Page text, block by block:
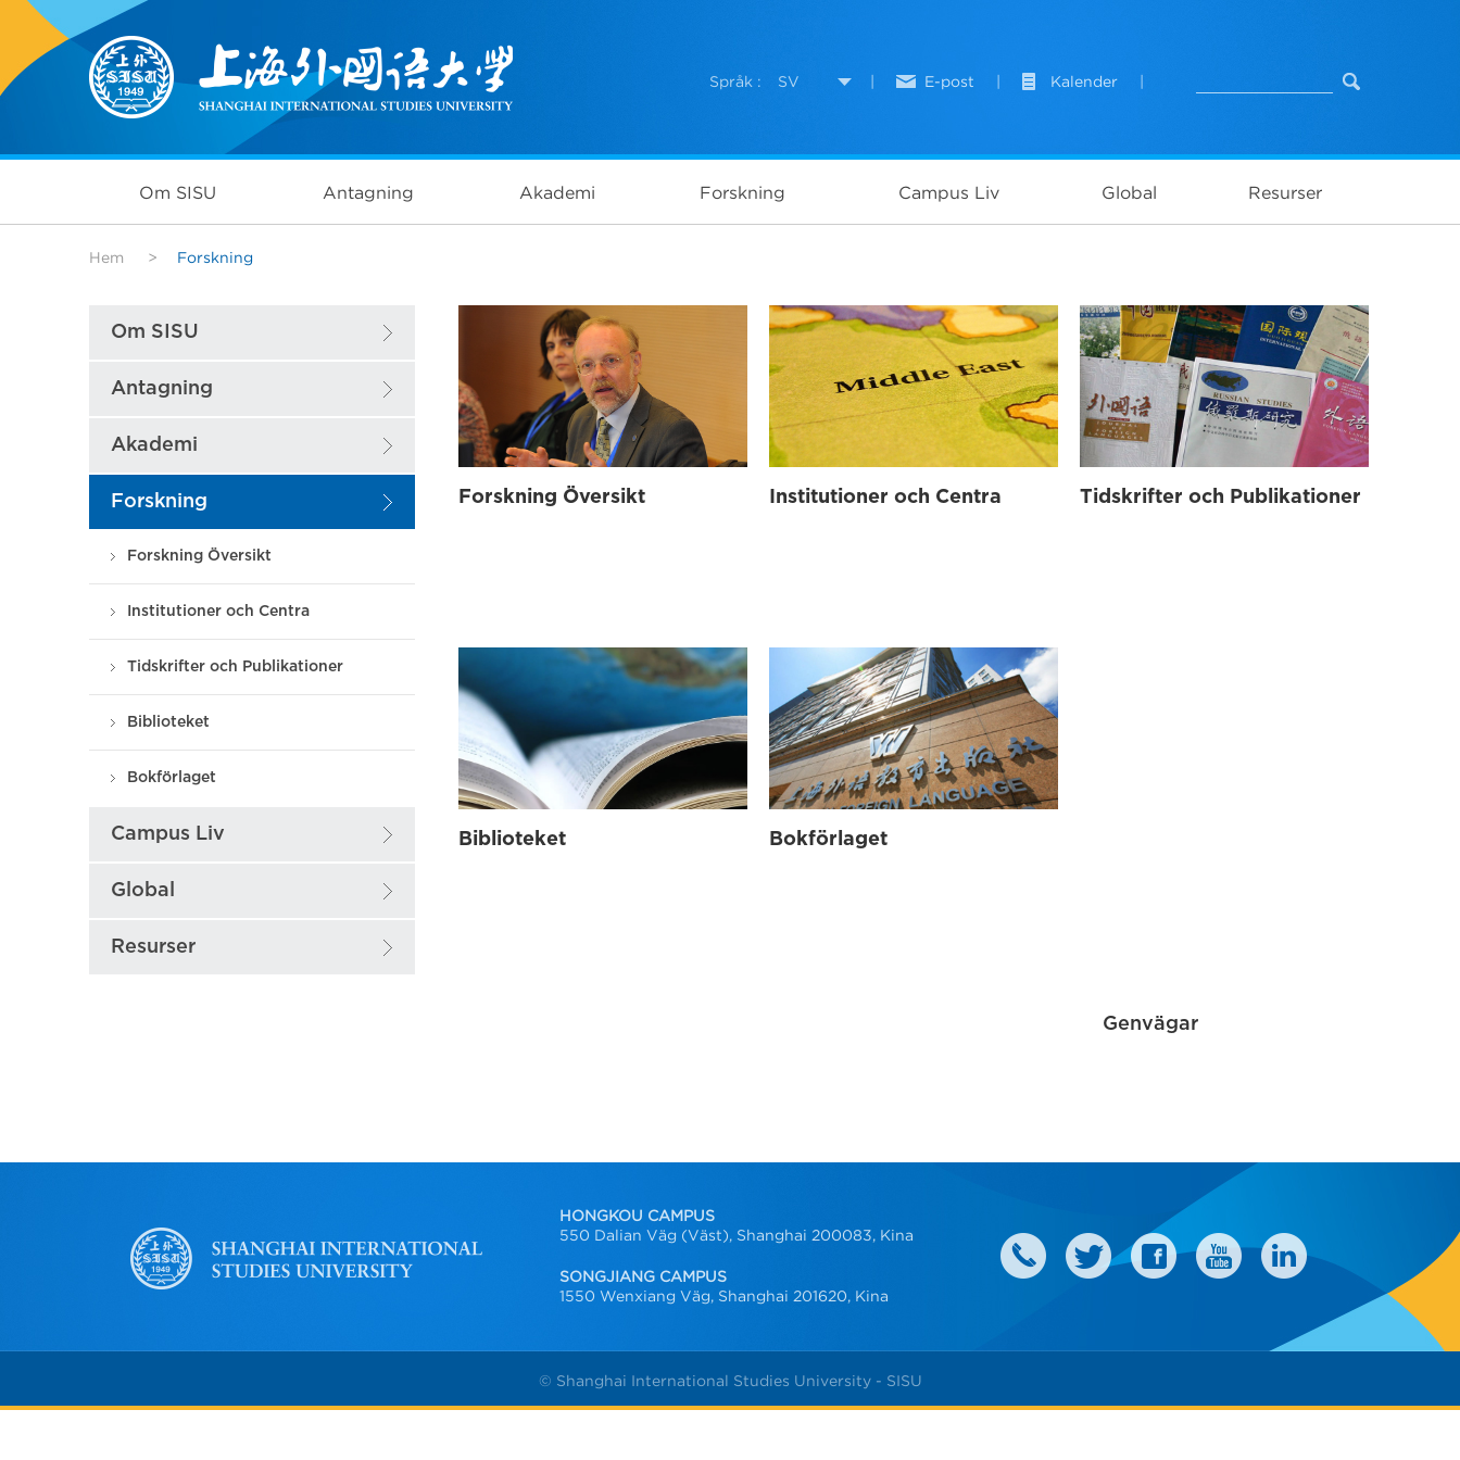
Språk : SV E-post Kalender
Om SISU Antagning Akademi Forskning Campus Liv Global Resurser
Hem > Forskning
Om SISU
Antagning
Akademi
Forskning
Forskning Översikt
Institutioner och Centra
Tidskrifter och Publikationer
Biblioteket
Bokförlaget
Campus Liv
Global
Resurser
Forskning Översikt Institutioner och Centra Tidskrifter och Publikationer
Biblioteket Bokförlaget
Genvägar
HONGKOU CAMPUS
550 Dalian Väg (Väst), Shanghai 200083, Kina
SONGJIANG CAMPUS
1550 Wenxiang Väg, Shanghai 201620, Kina
© Shanghai International Studies University - SISU